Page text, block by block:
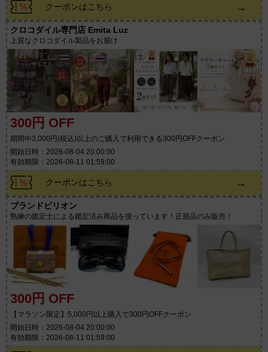
クーポンはこちら →
クロコダイル専門店 Emita Luz
上質なクロコダイル製品をお届け
300円 OFF
期間中3,000円(税込)以上のご購入で利用できる300円OFFクーポン
開始日時：2026-08-04 20:00:00
有効期限：2026-08-11 01:59:00
クーポンはこちら →
ブランドビリオン
熟練の鑑定士による鑑定済み商品を扱っています！正規品のみ販売！
300円 OFF
【マラソン限定】5,000円以上購入で300円OFFクーポン
開始日時：2026-08-04 20:00:00
有効期限：2026-08-11 01:59:00